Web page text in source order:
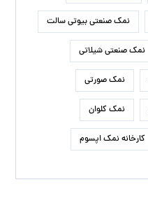
نمک صنعتی بیوتی سالت
نمک صنعتی شیلاتی
نمک صورتی
نمک کلوان
کارخانه نمک اپسوم